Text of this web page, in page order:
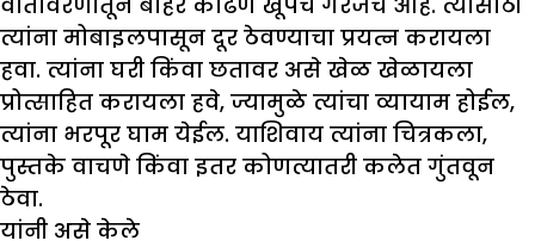
त्यांना मोबाइलपासून दूर ठेवण्याचा प्रयत्न करायला
हवा. त्यांना घरी किंवा छतावर असे खेळ खेळायला
प्रोत्साहित करायला हवे, ज्यामुळे त्यांचा व्यायाम होईल,
त्यांना भरपूर घाम येईल. याशिवाय त्यांना चित्रकला,
पुस्तके वाचणे किंवा इतर कोणत्यातरी कलेत गुंतवून
ठेवा.
यांनी असे केले